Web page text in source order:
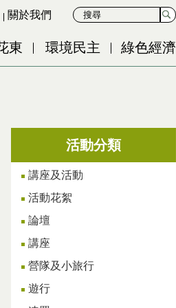
關於我們
東 環境民主 綠色經濟
活動分類
講座及活動
活動花絮
論壇
講座
營隊及小旅行
遊行